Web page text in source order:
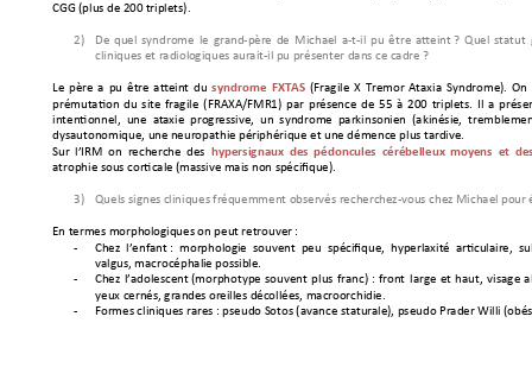
CGG (plus de 200 triplets).
2) De quel syndrome le grand-père de Michael a-t-il pu être atteint ? Quel statut
cliniques et radiologiques aurait-il pu présenter dans ce cadre ?
Le père a pu être atteint du syndrome FXTAS (Fragile X Tremor Ataxia Syndrome). On
prémutation du site fragile (FRAXA/FMR1) par présence de 55 à 200 triplets. Il a
intentionnel,  une  ataxie  progressive,
  un  syndrome  p
arkinsonien  (akinésie,
dysautonomique, une neuropathie périphérique et une démence plus tardive.
Sur l’IRM on  recherche des hypersignaux des pédoncules cérébelleux moyens  et
atrophie sous corticale (massive mais non spécifique).
3) Quels signes cliniques fréquemment observés recherchez-vous chez Michael pour
En termes morphologiques on peut retrouver :
-
Chez  l’enfant :  morphologie  souvent  peu  spécifique,  hyperlaxité  articulaire,
valgus, macrocéphalie possible.
-
Chez l’adolescent (morphotype souvent plus franc) : front large et haut, visage
yeux cernés, grandes oreilles décollées, macroorchidie.
-
Formes cliniques rares : pseudo Sotos (avance statura le), pseudo Prader Willi